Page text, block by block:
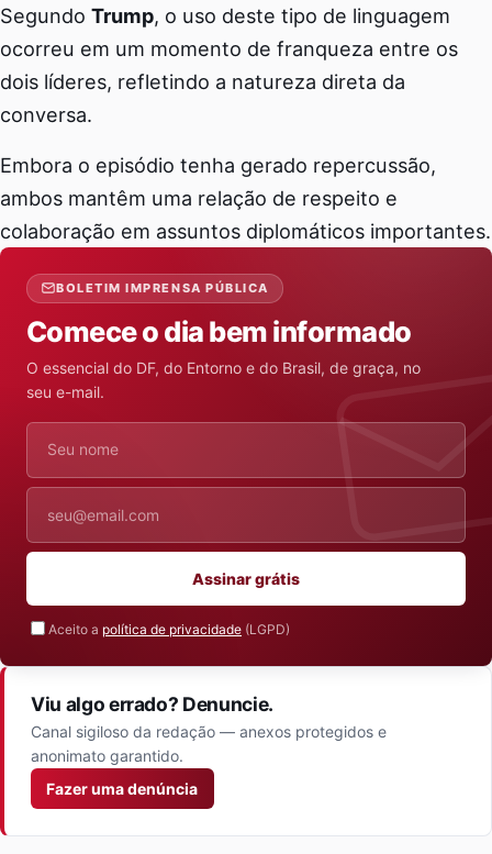
Segundo Trump, o uso deste tipo de linguagem
ocorreu em um momento de franqueza entre os
dois líderes, refletindo a natureza direta da
conversa.
Embora o episódio tenha gerado repercussão,
ambos mantêm uma relação de respeito e
colaboração em assuntos diplomáticos importantes.
BOLETIM IMPRENSA PÚBLICA
Comece o dia bem informado
O essencial do DF, do Entorno e do Brasil, de graça, no
seu e-mail.
Nome
E-mail
Assinar grátis
Aceito a política de privacidade (LGPD)
Viu algo errado? Denuncie.
Canal sigiloso da redação — anexos protegidos e
anonimato garantido.
Fazer uma denúncia